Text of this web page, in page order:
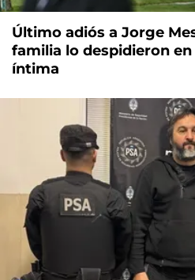
Último adiós a Jorge
familia lo despidieron
íntima